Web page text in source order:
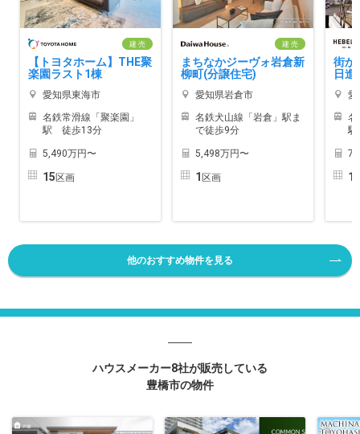
建 売
【トヨタホーム】THE聚
楽園ラスト1棟
愛知県東海市
名鉄常滑線「聚楽園」
駅 徒歩13分
5,490万円〜
15区画
建 売
まちなかジーヴォ岩倉新
柳町(分譲住宅)
愛知県岩倉市
名鉄犬山線「岩倉」駅ま
で徒歩9分
5,498万円〜
1 区画
街
日進
愛
名
駅
1
他のおすすめ物件を見る
ハウスメーカー8社が販売している
豊橋市の物件